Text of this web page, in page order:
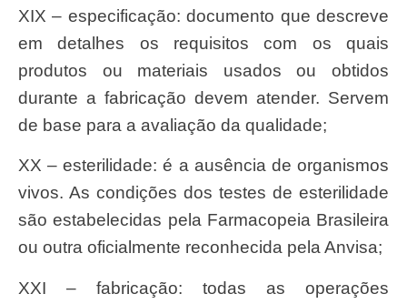
XIX – especificação: documento que descreve
em detalhes os requisitos com os quais
produtos ou materiais usados ou obtidos
durante a fabricação devem atender. Servem
de base para a avaliação da qualidade;
XX – esterilidade: é a ausência de organismos
vivos. As condições dos testes de esterilidade
são estabelecidas pela Farmacopeia Brasileira
ou outra oficialmente reconhecida pela Anvisa;
XXI – fabricação: todas as operações